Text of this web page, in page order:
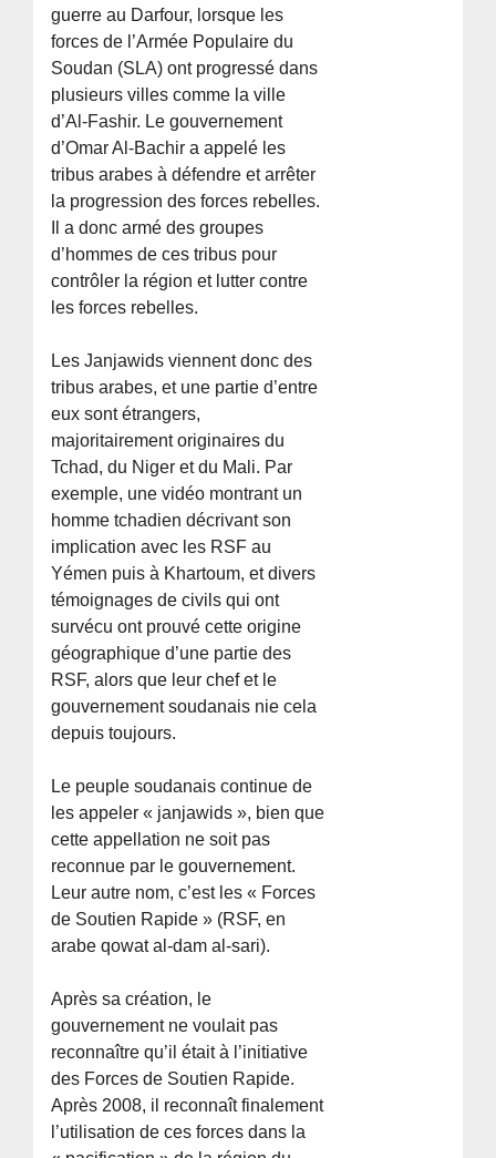
guerre au Darfour, lorsque les
forces de l’Armée Populaire du
Soudan (SLA) ont progressé dans
plusieurs villes comme la ville
d’Al-Fashir. Le gouvernement
d’Omar Al-Bachir a appelé les
tribus arabes à défendre et arrêter
la progression des forces rebelles.
Il a donc armé des groupes
d’hommes de ces tribus pour
contrôler la région et lutter contre
les forces rebelles.
Les Janjawids viennent donc des
tribus arabes, et une partie d’entre
eux sont étrangers,
majoritairement originaires du
Tchad, du Niger et du Mali. Par
exemple, une vidéo montrant un
homme tchadien décrivant son
implication avec les RSF au
Yémen puis à Khartoum, et divers
témoignages de civils qui ont
survécu ont prouvé cette origine
géographique d’une partie des
RSF, alors que leur chef et le
gouvernement soudanais nie cela
depuis toujours.
Le peuple soudanais continue de
les appeler « janjawids », bien que
cette appellation ne soit pas
reconnue par le gouvernement.
Leur autre nom, c’est les « Forces
de Soutien Rapide » (RSF, en
arabe qowat al-dam al-sari).
Après sa création, le
gouvernement ne voulait pas
reconnaître qu’il était à l’initiative
des Forces de Soutien Rapide.
Après 2008, il reconnaît finalement
l’utilisation de ces forces dans la